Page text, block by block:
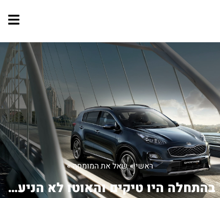
ראשי»שאל את המומחה»
בהתחלה היו טיקים והאוטו לא הניע אז הח...